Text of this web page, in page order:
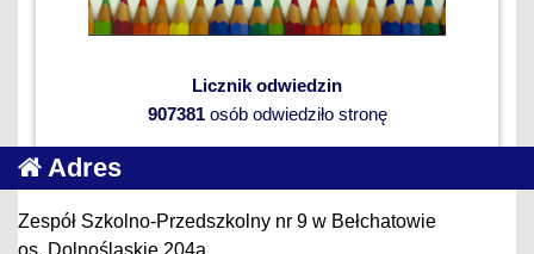
Licznik odwiedzin
907381osób odwiedziło stronę
Adres
Zespół Szkolno-Przedszkolny nr 9 w Bełchatowie
os. Dolnośląskie 204a